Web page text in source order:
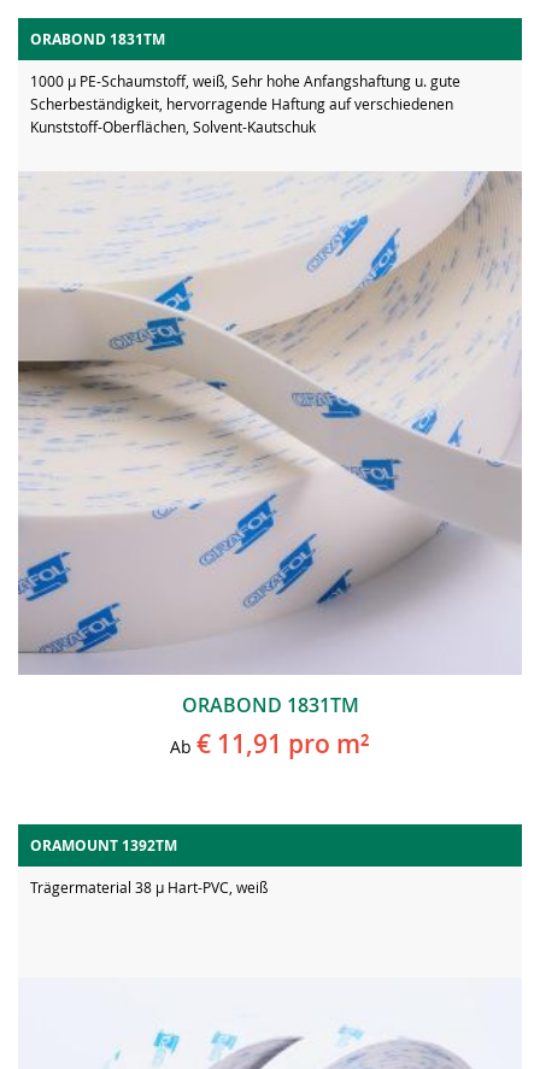
ORABOND 1831TM
1000 µ PE-Schaumstoff, weiß, Sehr hohe Anfangshaftung u. gute
Scherbeständigkeit, hervorragende Haftung auf verschiedenen
Kunststoff-Oberflächen, Solvent-Kautschuk
ORABOND 1831TM
Ab € 11,91 pro m²
ORAMOUNT 1392TM
Trägermaterial 38 µ Hart-PVC, weiß